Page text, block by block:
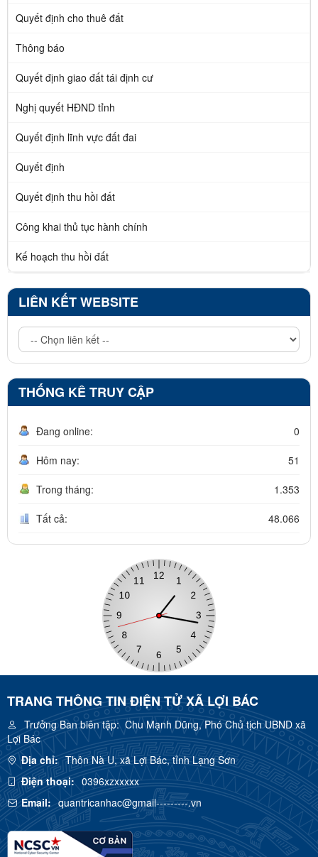
Quyết định cho thuê đất
Thông báo
Quyết định giao đất tái định cư
Nghị quyết HĐND tỉnh
Quyết định lĩnh vực đất đai
Quyết định
Quyết định thu hồi đất
Công khai thủ tục hành chính
Kế hoạch thu hồi đất
LIÊN KẾT WEBSITE
THỐNG KÊ TRUY CẬP
Đang online: 0
Hôm nay: 51
Trong tháng: 1.353
Tất cả: 48.066
TRANG THÔNG TIN ĐIỆN TỬ XÃ LỢI BÁC
Trưởng Ban biên tập:Chu Mạnh Dũng, Phó Chủ tịch UBND xã
Lợi Bác
Địa chỉ: Thôn Nà U, xã Lợi Bác, tỉnh Lạng Sơn
Điện thoại: 0396xzxxxxx
Email: quantricanhac@gmail---------.vn